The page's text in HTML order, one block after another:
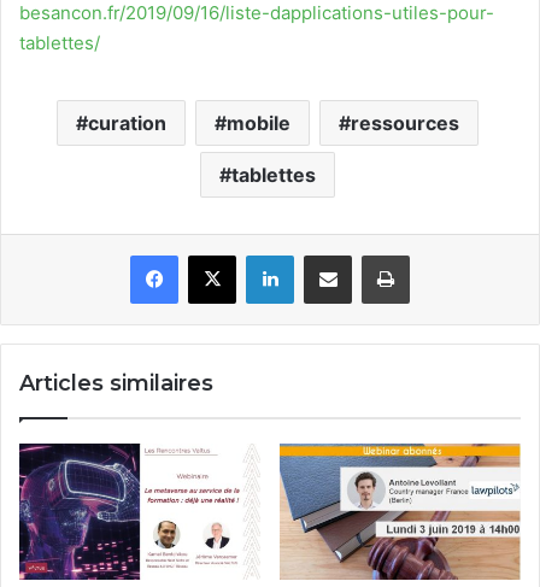
besancon.fr/2019/09/16/liste-dapplications-utiles-pour-
tablettes/
curation mobile ressources
tablettes
Facebook
X LinkedinPartager par email Imprimer
Articles similaires